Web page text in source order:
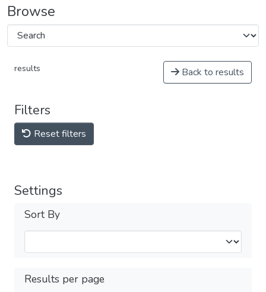
Browse
results Back to results
Filters
Reset filters
Settings
Sort By
Results per page